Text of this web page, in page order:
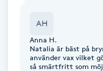
AH
Anna H.
Natalia är bäst på
använder vax vilket
så smärtfritt som